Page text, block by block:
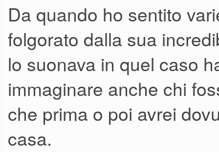
Da quando ho sentito
folgorato dalla sua
lo suonava in quel caso
immaginare anche chi
che prima o poi avrei
casa.